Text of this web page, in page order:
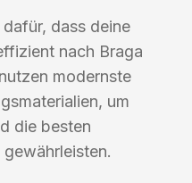
dass deine
nach Braga
modernste
um
die besten